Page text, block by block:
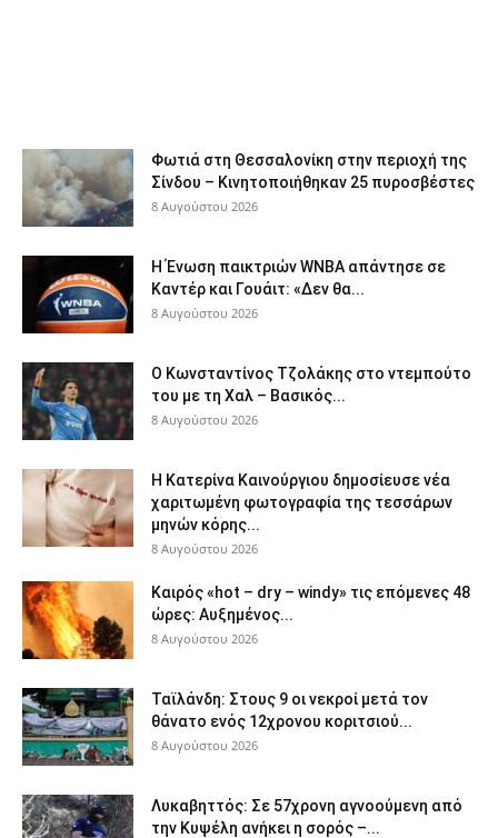
Φωτιά στη Θεσσαλονίκη στην περιοχή της
Σίνδου – Κινητοποιήθηκαν 25 πυροσβέστες
8 Αυγούστου 2026
Η Ένωση παικτριών WNBA απάντησε σε
Καντέρ και Γουάιτ: «Δεν θα...
8 Αυγούστου 2026
Ο Κωνσταντίνος Τζολάκης στο ντεμπούτο
του με τη Χαλ – Βασικός...
8 Αυγούστου 2026
Η Κατερίνα Καινούργιου δημοσίευσε νέα
χαριτωμένη φωτογραφία της τεσσάρων
μηνών κόρης...
8 Αυγούστου 2026
Καιρός «hot – dry – windy» τις επόμενες 48
ώρες: Αυξημένος...
8 Αυγούστου 2026
Ταϊλάνδη: Στους 9 οι νεκροί μετά τον
θάνατο ενός 12χρονου κοριτσιού...
8 Αυγούστου 2026
Λυκαβηττός: Σε 57χρονη αγνοούμενη από
την Κυψέλη ανήκει η σορός –...